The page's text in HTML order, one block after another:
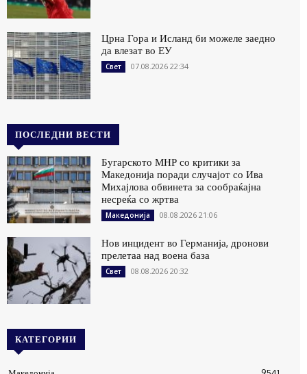
Црна Гора и Исланд би можеле заедно
да влезат во ЕУ
Свет 07.08.2026 22:34
ПОСЛЕДНИ ВЕСТИ
Бугарското МНР со критики за
Македонија поради случајот со Ива
Михајлова обвинета за сообраќајна
несреќа со жртва
Македонија 08.08.2026 21:06
Нов инцидент во Германија, дронови
прелетаа над воена база
Свет 08.08.2026 20:32
КАТЕГОРИИ